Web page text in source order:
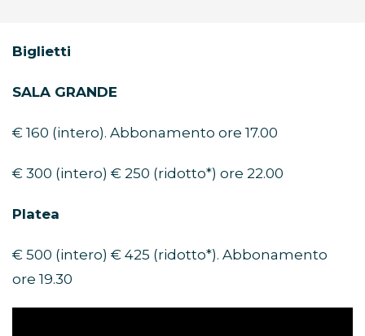
Biglietti
SALA GRANDE
€ 160 (intero). Abbonamento ore 17.00
€ 300 (intero) € 250 (ridotto*) ore 22.00
Platea
€ 500 (intero) € 425 (ridotto*). Abbonamento
ore 19.30